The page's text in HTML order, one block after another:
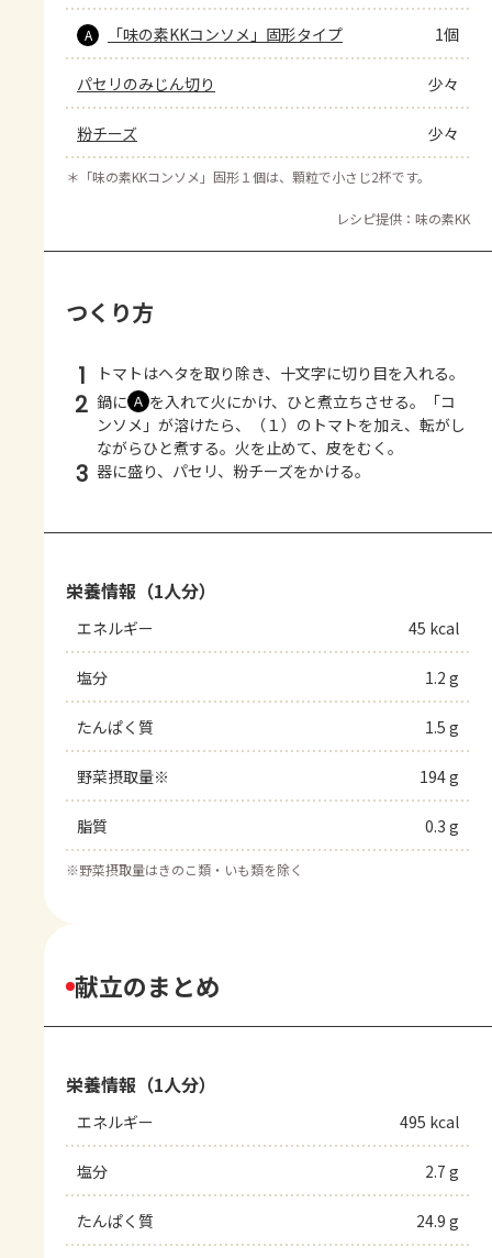
A 「味の素KKコンソメ」固形タイプ 1個
パセリのみじん切り 少々
粉チーズ 少々
＊ 「味の素KKコンソメ」固形１個は、顆粒で小さじ2杯です。
レシピ提供：味の素KK
つくり方
1 トマトはヘタを取り除き、十文字に切り目を入れる。
2 鍋に Ａ を入れて火にかけ、ひと煮立ちさせる。「コ
ンソメ」が溶けたら、（１）のトマトを加え、転がし
ながらひと煮する。火を止めて、皮をむく。
3 器に盛り、パセリ、粉チーズをかける。
栄養情報（1人分）
エネルギー 45 kcal
塩分 1.2 g
たんぱく質 1.5 g
野菜摂取量※ 194 g
脂質 0.3 g
※野菜摂取量はきのこ類・いも類を除く
献立のまとめ
栄養情報（1人分）
エネルギー 495 kcal
塩分 2.7 g
たんぱく質 24.9 g